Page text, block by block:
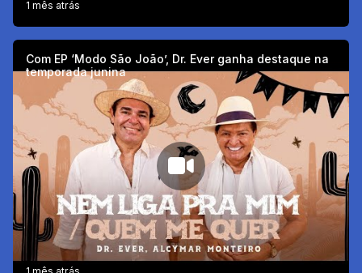
1 mês atrás
Com EP ‘Modo São João’, Dr. Ever ganha destaque na
temporada junina